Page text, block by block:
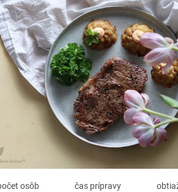
osôb
čas prípravy